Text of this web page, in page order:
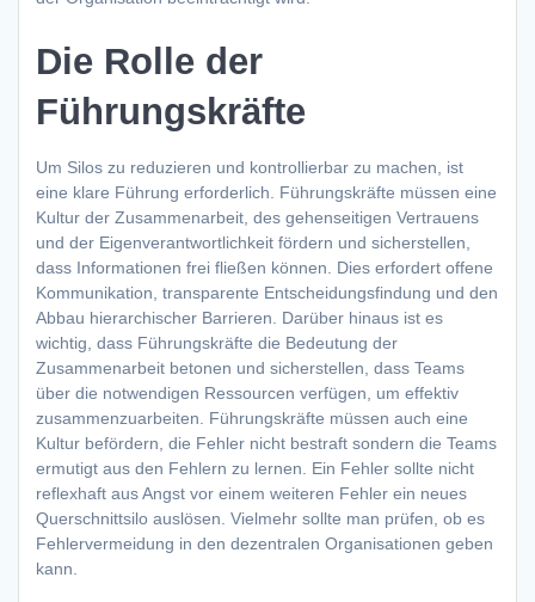
Die Rolle der
Führungskräfte
Um Silos zu reduzieren und kontrollierbar zu machen, ist
eine klare Führung erforderlich. Führungskräfte müssen eine
Kultur der Zusammenarbeit, des gehenseitigen Vertrauens
und der Eigenverantwortlichkeit fördern und sicherstellen,
dass Informationen frei fließen können. Dies erfordert offene
Kommunikation, transparente Entscheidungsfindung und den
Abbau hierarchischer Barrieren. Darüber hinaus ist es
wichtig, dass Führungskräfte die Bedeutung der
Zusammenarbeit betonen und sicherstellen, dass Teams
über die notwendigen Ressourcen verfügen, um effektiv
zusammenzuarbeiten. Führungskräfte müssen auch eine
Kultur befördern, die Fehler nicht bestraft sondern die Teams
ermutigt aus den Fehlern zu lernen. Ein Fehler sollte nicht
reflexhaft aus Angst vor einem weiteren Fehler ein neues
Querschnittsilo auslösen. Vielmehr sollte man prüfen, ob es
Fehlervermeidung in den dezentralen Organisationen geben
kann.